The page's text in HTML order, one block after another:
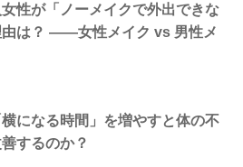
女性が「ノーメイクで外出できな
由は？ —―女性メイク vs 男性メ
になる時間」を増やすと体の不
するのか？